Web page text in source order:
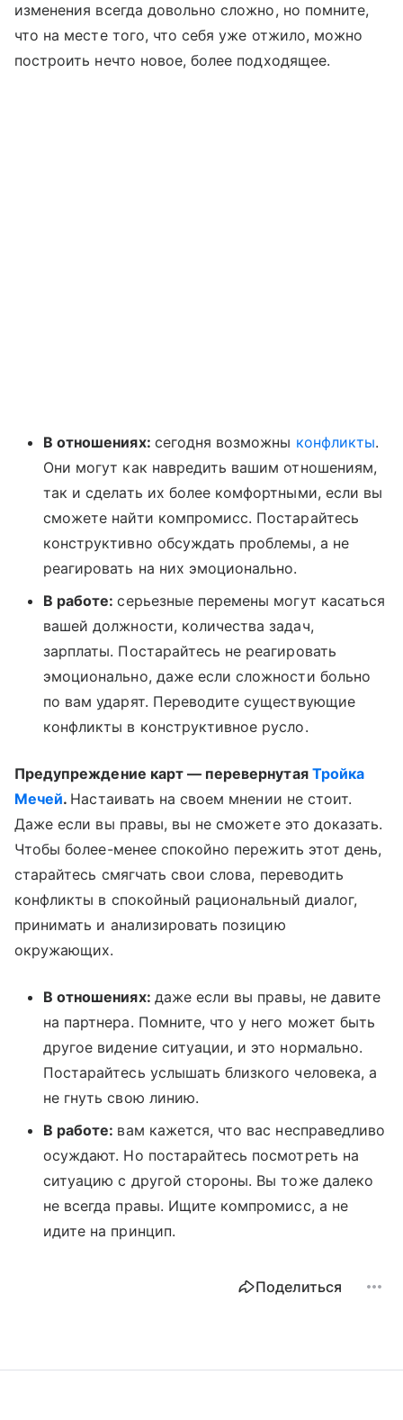
изменения всегда довольно сложно, но помните,
что на месте того, что себя уже отжило, можно
построить нечто новое, более подходящее.
В отношениях: сегодня возможны конфликты.
Они могут как навредить вашим отношениям,
так и сделать их более комфортными, если вы
сможете найти компромисс. Постарайтесь
конструктивно обсуждать проблемы, а не
реагировать на них эмоционально.
В работе:серьезные перемены могут касаться
вашей должности, количества задач,
зарплаты. Постарайтесь не реагировать
эмоционально, даже если сложности больно
по вам ударят. Переводите существующие
конфликты в конструктивное русло.
Предупреждение карт — перевернутая Тройка
Мечей. Настаивать на своем мнении не стоит.
Даже если вы правы, вы не сможете это доказать.
Чтобы более-менее спокойно пережить этот день,
старайтесь смягчать свои слова, переводить
конфликты в спокойный рациональный диалог,
принимать и анализировать позицию
окружающих.
В отношениях: даже если вы правы, не давите
на партнера. Помните, что у него может быть
другое видение ситуации, и это нормально.
Постарайтесь услышать близкого человека, а
не гнуть свою линию.
В работе: вам кажется, что вас несправедливо
осуждают. Но постарайтесь посмотреть на
ситуацию с другой стороны. Вы тоже далеко
не всегда правы. Ищите компромисс, а не
идите на принцип.
Поделиться